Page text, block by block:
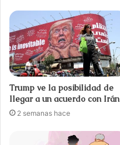
Trump ve la posibilidad de
llegar a un acuerdo con Irán
2 semanas hace